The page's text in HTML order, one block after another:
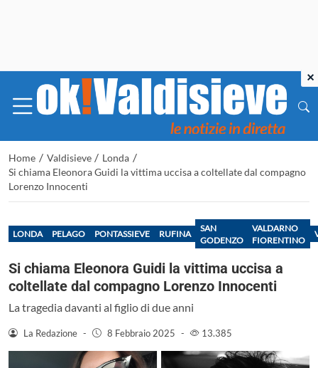
Home / Valdisieve / Londa /
Si chiama Eleonora Guidi la vittima uccisa a coltellate dal compagno
Lorenzo Innocenti
LONDA PELAGO PONTASSIEVE RUFINA
SAN
GODENZO
VALDARNO
FIORENTINO
Si chiama Eleonora Guidi la vittima uccisa a
coltellate dal compagno Lorenzo Innocenti
La tragedia davanti al figlio di due anni
La Redazione - 8 Febbraio 2025 - 13.385
×